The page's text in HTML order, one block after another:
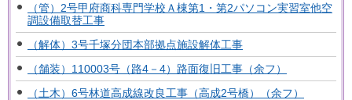
（管）2号甲府商科専門学校Ａ棟第1・第2パソコン実習室他空
調設備取替工事
（解体）3号千塚分団本部拠点施設解体工事
（舗装）110003号（路4－4）路面復旧工事（余フ）
（土木）6号林道高成線改良工事（高成2号橋）（余フ）